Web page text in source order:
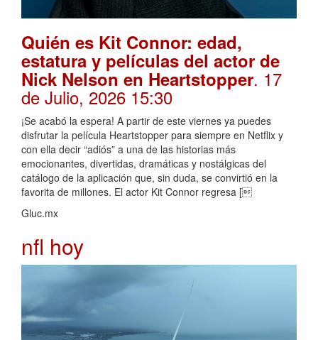
Quién es Kit Connor: edad,
estatura y películas del actor de
Nick Nelson en Heartstopper. 17
de Julio, 2026 15:30
¡Se acabó la espera! A partir de este viernes ya puedes
disfrutar la película Heartstopper para siempre en Netflix y
con ella decir “adiós” a una de las historias más
emocionantes, divertidas, dramáticas y nostálgicas del
catálogo de la aplicación que, sin duda, se convirtió en la
favorita de millones. El actor Kit Connor regresa [
Gluc.mx
nfl hoy